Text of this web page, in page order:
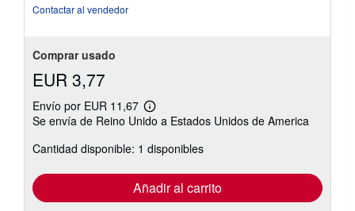
Contactar al vendedor
Comprar usado
EUR 3,77
Envío por EUR 11,67
Más
información
las
tarifas
envío
Se envía de Reino Unido a Estados Unidos de America
Cantidad disponible: 1 disponibles
Añadir al carrito